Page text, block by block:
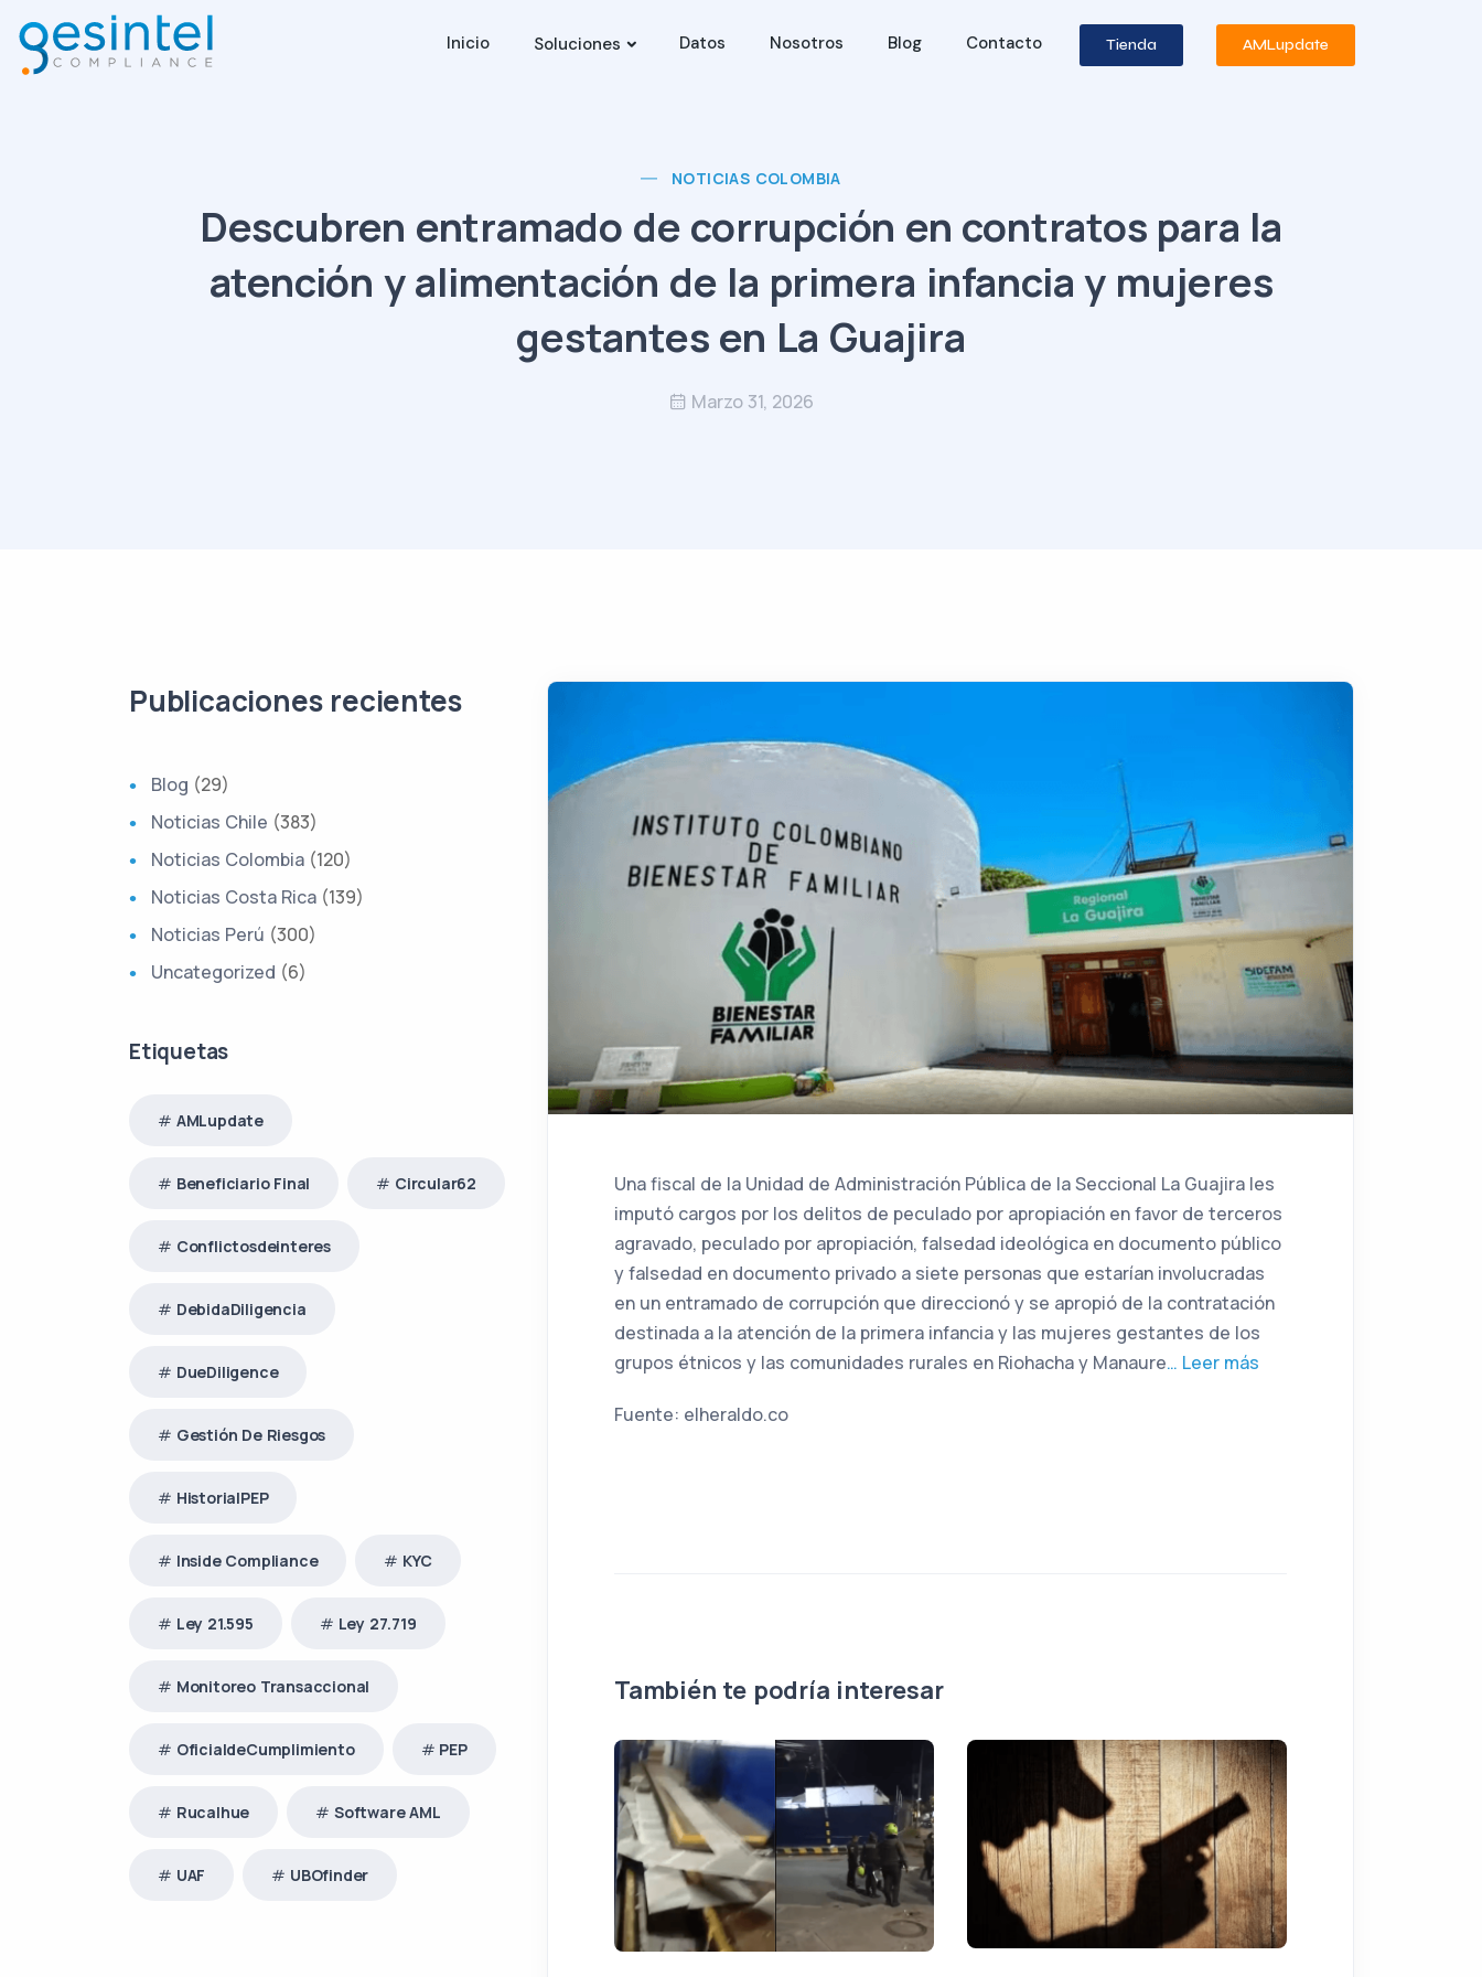
Inicio Soluciones Datos Nosotros Blog Contacto Tienda AMLupdate
NOTICIAS COLOMBIA
Descubren entramado de corrupción en contratos para la
atención y alimentación de la primera infancia y mujeres
gestantes en La Guajira
Marzo 31, 2026
Una fiscal de la Unidad de Administración Pública de la Seccional La Guajira les
imputó cargos por los delitos de peculado por apropiación en favor de terceros
agravado, peculado por apropiación, falsedad ideológica en documento público
y falsedad en documento privado a siete personas que estarían involucradas
en un entramado de corrupción que direccionó y se apropió de la contratación
destinada a la atención de la primera infancia y las mujeres gestantes de los
grupos étnicos y las comunidades rurales en Riohacha y Manaure… Leer más
Fuente: elheraldo.co
También te podría interesar
Publicaciones recientes
Blog (29)
Noticias Chile (383)
Noticias Colombia (120)
Noticias Costa Rica (139)
Noticias Perú (300)
Uncategorized (6)
Etiquetas
AMLupdate
Beneficiario Final Circular62
Conflictosdeinteres
DebidaDiligencia
DueDiligence
Gestión De Riesgos
HistorialPEP
Inside Compliance KYC
Ley 21.595 Ley 27.719
Monitoreo Transaccional
OficialdeCumplimiento PEP
Rucalhue Software AML
UAF UBOfinder